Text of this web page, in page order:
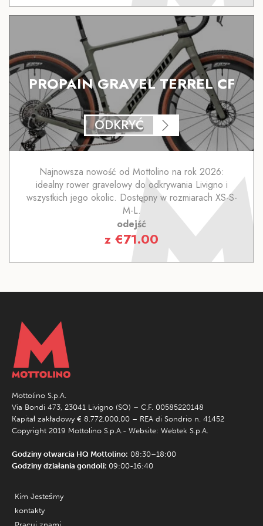
PROPAIN GRAVEL TERREL CF
ODKRYĆ
Najnowsza nowość od Mottolino na rok 2026:
idealny rower gravelowy do odkrywania Livigno i
wszystkich jego okolic. Dostępny w rozmiarach XS-S-
M-L.
odejść
z €71.00
Mottolino S.p.A.
Via Bondi 473, 23041 Livigno (SO) – C.F. 00585220148
Kapitał zakładowy € 8.772.000,00 – REA di Sondrio n. 41452
Copyright 2019 Mottolino S.p.A.- Website: Webtek S.p.A.
Godziny otwarcia HQ Mottolino: 08:30–18:00
Godziny działania gondoli: 09:00-16:40
Kim Jesteśmy
kontakty
Pracuj znami